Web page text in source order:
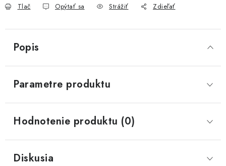
Tlač Opýtať sa Strážiť Zdieľať
Popis
Parametre produktu
Hodnotenie produktu (0)
Diskusia